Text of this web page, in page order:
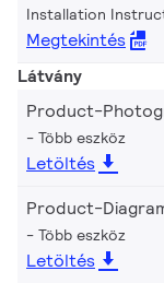
Installation
Megtekintés
Látvány
Product-
Több eszköz
Letöltés
Product-
Több eszköz
Letöltés